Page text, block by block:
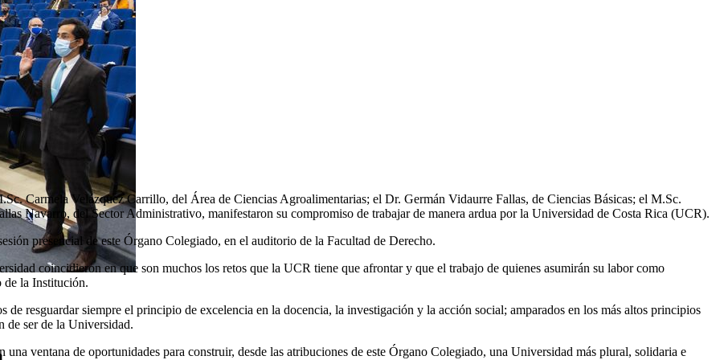
Carmela Velázquez Carrillo, del Área de Ciencias Agroalimentarias; el Dr. Germán Vidaurre Fallas, de Ciencias Básicas; el M.Sc.
Navarro, del Sector Administrativo, manifestaron su compromiso de trabajar de manera ardua por la Universidad de Costa Rica (UCR).
presencial de este Órgano Colegiado, en el auditorio de la Facultad de Derecho.
coincidieron en que son muchos los retos que la UCR tiene que afrontar y que el trabajo de quienes asumirán su labor como
de la Institución.
resguardar siempre el principio de excelencia en la docencia, la investigación y la acción social; amparados en los más altos principios
de ser de la Universidad.
ventana de oportunidades para construir, desde las atribuciones de este Órgano Colegiado, una Universidad más plural, solidaria e